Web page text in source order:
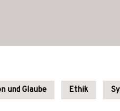
und Glaube Ethik